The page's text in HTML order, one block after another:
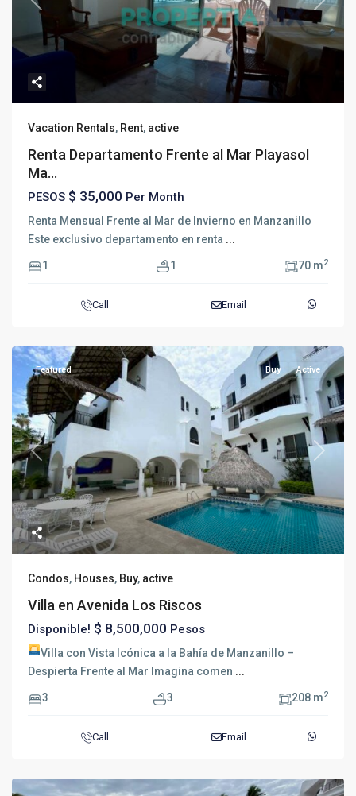
Previous Next
Vacation Rentals, Rent, active
Renta Departamento Frente al Mar Playasol
Ma...
PESOS $ 35,000 Per Month
Renta Mensual Frente al Mar de Invierno en Manzanillo
Este exclusivo departamento en renta ...
1 1 70 m2
Call Email
Previous Next
Featured Buy Active
Condos, Houses, Buy, active
Villa en Avenida Los Riscos
Disponible! $ 8,500,000 Pesos
Villa con Vista Icónica a la Bahía de Manzanillo –
Despierta Frente al Mar Imagina comen ...
3 3 208 m2
Call Email